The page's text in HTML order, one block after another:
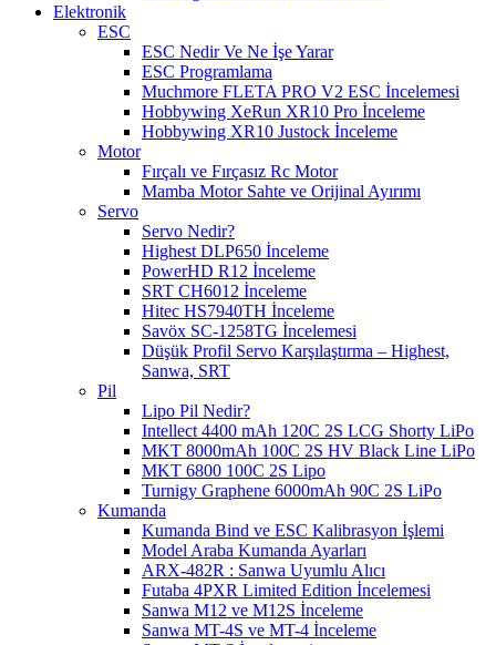
Elektronik
ESC
ESC Nedir Ve Ne İşe Yarar
ESC Programlama
Muchmore FLETA PRO V2 ESC İncelemesi
Hobbywing XeRun XR10 Pro İnceleme
Hobbywing XR10 Justock İnceleme
Motor
Fırçalı ve Fırçasız Rc Motor
Mamba Motor Sahte ve Orijinal Ayırımı
Servo
Servo Nedir?
Highest DLP650 İnceleme
PowerHD R12 İnceleme
SRT CH6012 İnceleme
Hitec HS7940TH İnceleme
Savöx SC-1258TG İncelemesi
Düşük Profil Servo Karşılaştırma – Highest,
Sanwa, SRT
Pil
Lipo Pil Nedir?
Intellect 4400 mAh 120C 2S LCG Shorty LiPo
MKT 8000mAh 100C 2S HV Black Line LiPo
MKT 6800 100C 2S Lipo
Turnigy Graphene 6000mAh 90C 2S LiPo
Kumanda
Kumanda Bind ve ESC Kalibrasyon İşlemi
Model Araba Kumanda Ayarları
ARX-482R : Sanwa Uyumlu Alıcı
Futaba 4PXR Limited Edition İncelemesi
Sanwa M12 ve M12S İnceleme
Sanwa MT-4S ve MT-4 İnceleme